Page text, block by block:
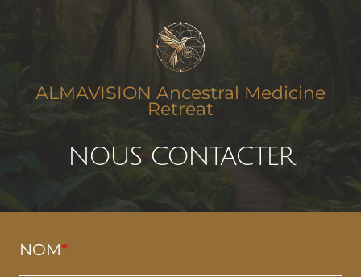
ALMAVISION Ancestral Medicine
Retreat
NOUS CONTACTER
NOM*